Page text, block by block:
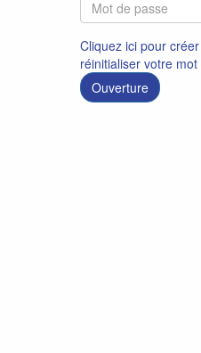
Cliquez ici pour
réinitialiser votre